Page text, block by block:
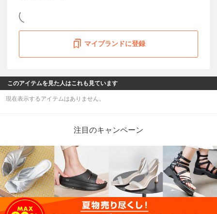
マイブランドに登録
このアイテムを見た人はこれも見ています
現在表示するアイテムはありません。
注目のキャンペーン